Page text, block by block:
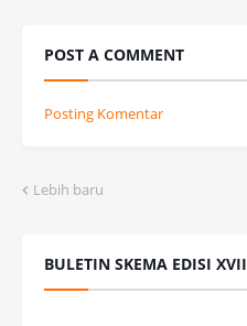
POST A COMMENT
Posting Komentar
Lebih baru
BULETIN SKEMA EDISI XVII